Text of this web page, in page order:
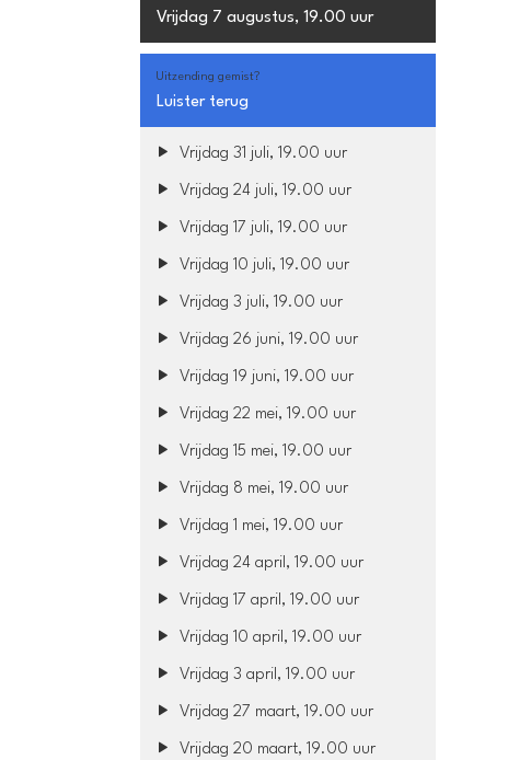
Vrijdag 7 augustus, 19.00 uur
Uitzending gemist?
Luister terug
Vrijdag 31 juli, 19.00 uur
Vrijdag 24 juli, 19.00 uur
Vrijdag 17 juli, 19.00 uur
Vrijdag 10 juli, 19.00 uur
Vrijdag 3 juli, 19.00 uur
Vrijdag 26 juni, 19.00 uur
Vrijdag 19 juni, 19.00 uur
Vrijdag 22 mei, 19.00 uur
Vrijdag 15 mei, 19.00 uur
Vrijdag 8 mei, 19.00 uur
Vrijdag 1 mei, 19.00 uur
Vrijdag 24 april, 19.00 uur
Vrijdag 17 april, 19.00 uur
Vrijdag 10 april, 19.00 uur
Vrijdag 3 april, 19.00 uur
Vrijdag 27 maart, 19.00 uur
Vrijdag 20 maart, 19.00 uur